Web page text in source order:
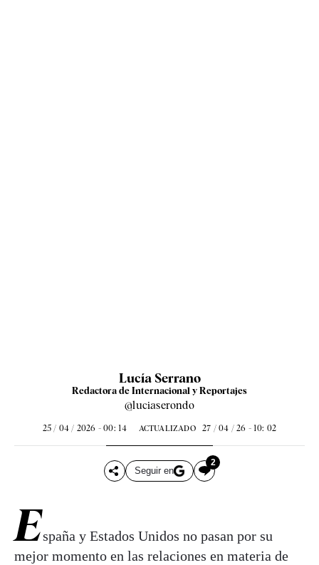
Lucía Serrano
Redactora de Internacional y Reportajes
@luciaserondo
25 / 04 / 2026 - 00: 14 ACTUALIZADO 27 / 04 / 26 - 10: 02
Seguir en
2
España y Estados Unidos no pasan por su
mejor momento en las relaciones en materia de